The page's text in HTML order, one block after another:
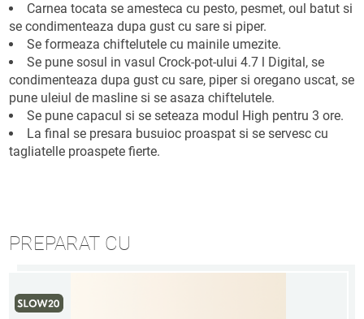
Carnea tocata se amesteca cu pesto, pesmet, oul batut si
se condimenteaza dupa gust cu sare si piper.
Se formeaza chiftelutele cu mainile umezite.
Se pune sosul in vasul Crock-pot-ului 4.7 l Digital, se
condimenteaza dupa gust cu sare, piper si oregano uscat, se
pune uleiul de masline si se asaza chiftelutele.
Se pune capacul si se seteaza modul High pentru 3 ore.
La final se presara busuioc proaspat si se servesc cu
tagliatelle proaspete fierte.
PREPARAT CU